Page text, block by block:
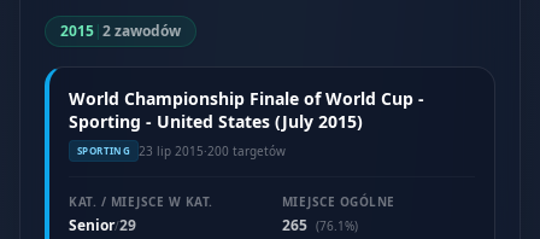
2015|2 zawodów
World Championship Finale of World Cup -
Sporting - United States (July 2015)
SPORTING 23 lip 2015·200 targetów
KAT. / MIEJSCE W KAT.
Senior/29
MIEJSCE OGÓLNE
265 (76.1%)